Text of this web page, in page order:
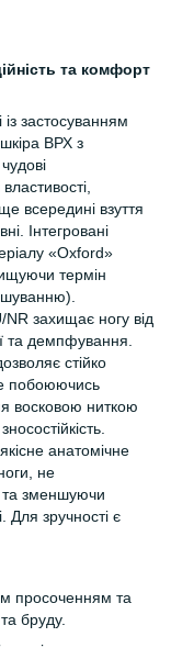
та комфорт
застосуванням
ВРХ з
всередині взуття
Інтегровані
«Oxford»
термін
захищає ногу від
та демпфування.
стійко
побоюючись
восковою ниткою
анатомічне
не
та зменшуючи
Для зручності є
просоченням та
бруду.